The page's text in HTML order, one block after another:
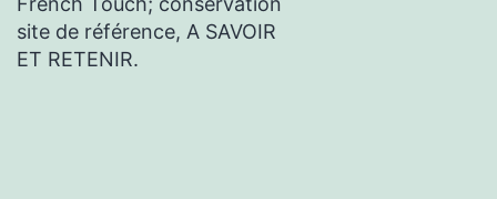
site de référence, A SAVOIR
ET RETENIR.